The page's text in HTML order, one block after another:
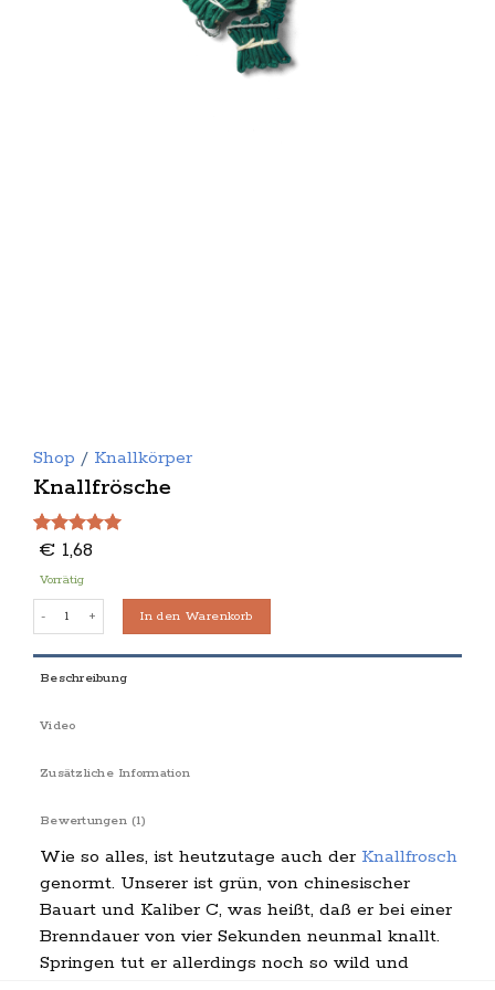
Shop / Knallkörper
Knallfrösche
Bewertet
von 5,
basierend
auf
1
Kundenbewertung
€ 1,68
Vorrätig
Knallfrösche MengeIn den Warenkorb
Beschreibung
Video
Zusätzliche Information
Bewertungen (1)
Wie so alles, ist heutzutage auch der Knallfrosch
genormt. Unserer ist grün, von chinesischer
Bauart und Kaliber C, was heißt, daß er bei einer
Brenndauer von vier Sekunden neunmal knallt.
Springen tut er allerdings noch so wild und